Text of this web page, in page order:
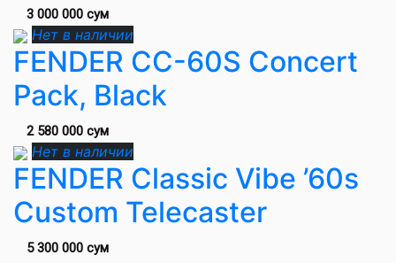
3 000 000 сум
Нет в наличии
FENDER CC-60S Concert
Pack, Black
2 580 000 сум
Нет в наличии
FENDER Classic Vibe ’60s
Custom Telecaster
5 300 000 сум